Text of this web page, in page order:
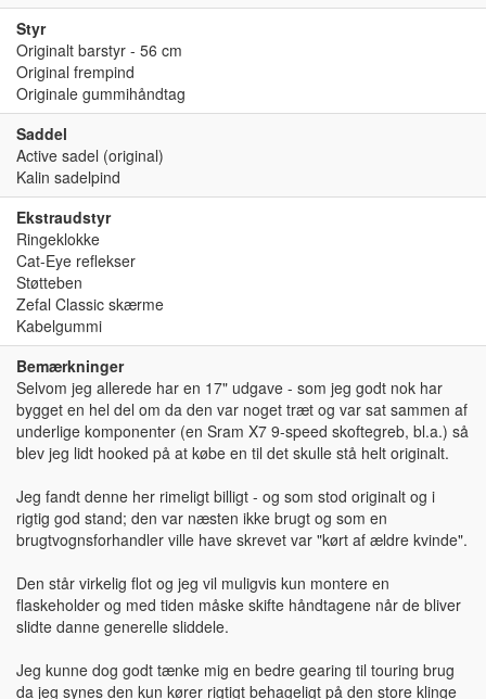
Styr
Originalt barstyr - 56 cm
Original frempind
Originale gummihåndtag
Saddel
Active sadel (original)
Kalin sadelpind
Ekstraudstyr
Ringeklokke
Cat-Eye reflekser
Støtteben
Zefal Classic skærme
Kabelgummi
Bemærkninger
Selvom jeg allerede har en 17" udgave - som jeg godt nok har
bygget en hel del om da den var noget træt og var sat sammen af
underlige komponenter (en Sram X7 9-speed skoftegreb, bl.a.) så
blev jeg lidt hooked på at købe en til det skulle stå helt originalt.
Jeg fandt denne her rimeligt billigt - og som stod originalt og i
rigtig god stand; den var næsten ikke brugt og som en
brugtvognsforhandler ville have skrevet var "kørt af ældre kvinde".
Den står virkelig flot og jeg vil muligvis kun montere en
flaskeholder og med tiden måske skifte håndtagene når de bliver
slidte danne generelle sliddele.
Jeg kunne dog godt tænke mig en bedre gearing til touring brug
da jeg synes den kun kører rigtigt behageligt på den store klinge